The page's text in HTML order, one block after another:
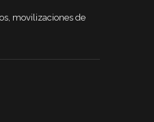
movilizaciones de